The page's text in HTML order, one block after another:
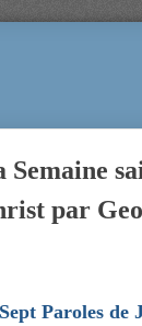
par
Paroles de